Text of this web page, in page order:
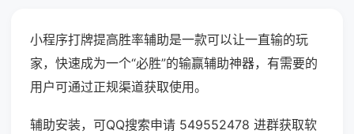
小程序打牌提高胜率辅助是一款可以让一直输的玩
家，快速成为一个“必胜”的输赢辅助神器，有需要的
用户可通过正规渠道获取使用。
辅助安装，可QQ搜索申请 549552478 进群获取软